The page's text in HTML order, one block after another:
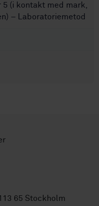
(i kontakt med mark,
– Laboratoriemetod
65 Stockholm